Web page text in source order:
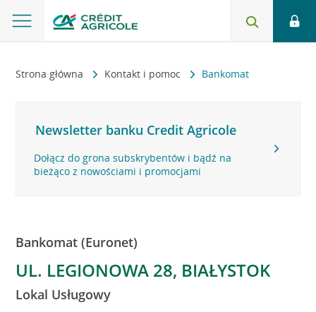
Strona główna Kontakt i pomoc Bankomat
Newsletter banku Credit Agricole
Dołącz do grona subskrybentów i bądź na
bieżąco z nowościami i promocjami
Bankomat (Euronet)
UL. LEGIONOWA 28, BIAŁYSTOK
Lokal Usługowy